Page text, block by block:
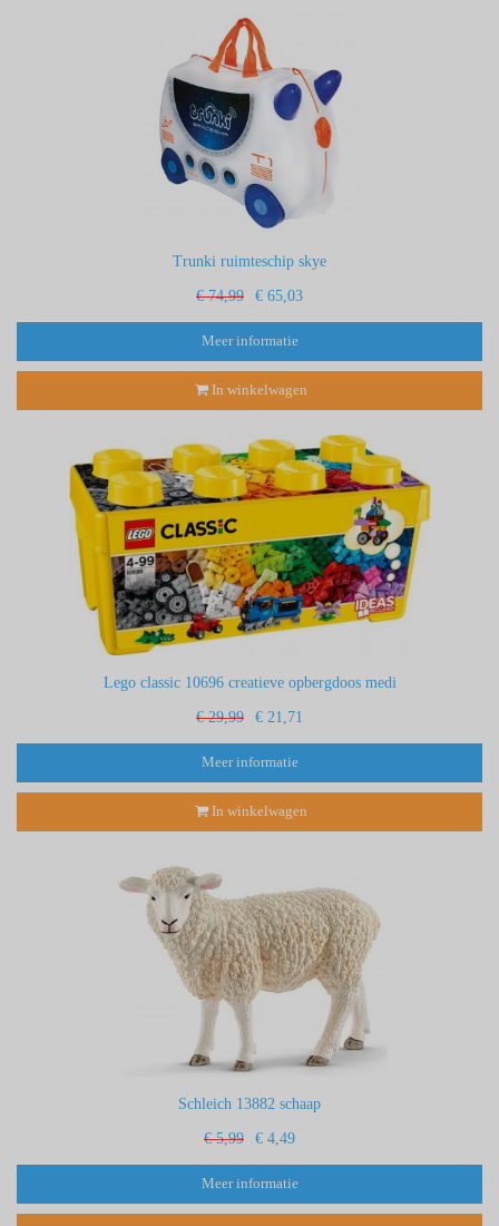
Trunki ruimteschip skye
€ 74,99 € 65,03
Meer informatie
In winkelwagen
Lego classic 10696 creatieve opbergdoos medi
€ 29,99 € 21,71
Meer informatie
In winkelwagen
Schleich 13882 schaap
€ 5,99 € 4,49
Meer informatie